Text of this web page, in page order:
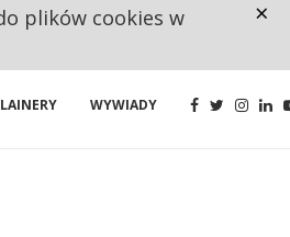
WYWIADY
plików cookies w
×